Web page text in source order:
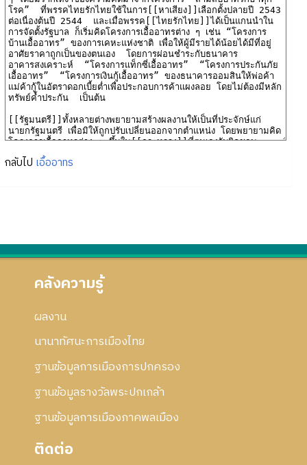
กลับไป เอื้ออาทร
คลังความรู้
ผลงาน
นานาทัศนะการเมืองไทย
ฐานข้อมูลการเมืองการปกครอง
ฐานข้อมูลรางวัลพระปกเกล้า
ฐานข้อมูลการเมืองภาคพลเมือง
ติดต่อ